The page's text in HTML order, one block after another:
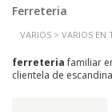
Ferreteria
VARIOS > VARIOS EN
ferreteriafamiliar
clientela de